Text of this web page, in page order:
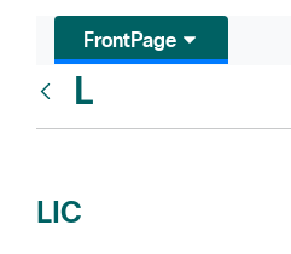
FrontPage
L
LIC